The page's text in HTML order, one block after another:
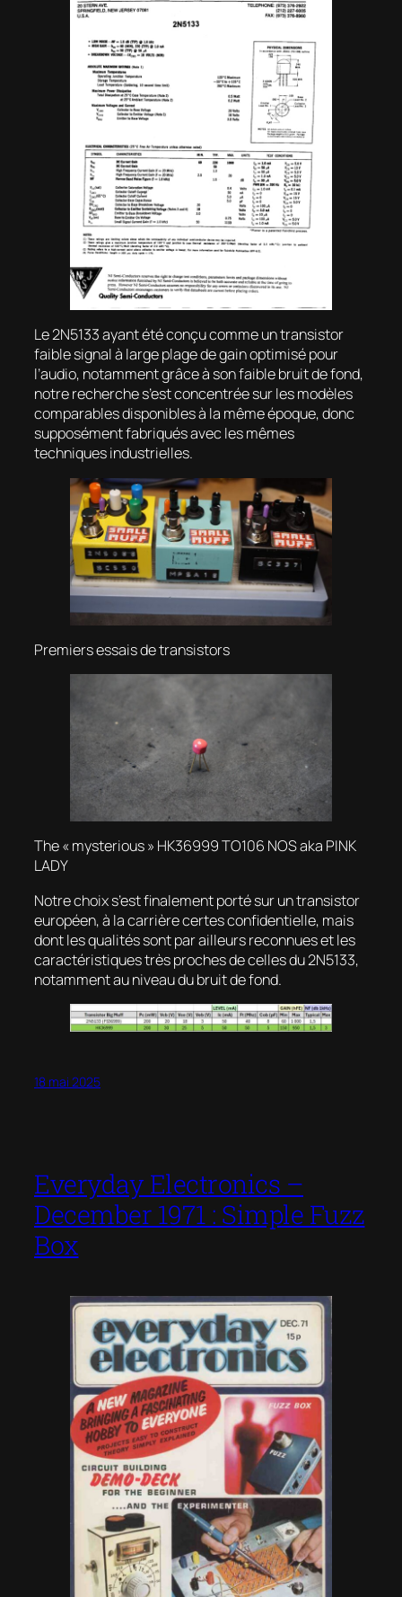
Le 2N5133 ayant été conçu comme un transistor
faible signal à large plage de gain optimisé pour
l’audio, notamment grâce à son faible bruit de fond,
notre recherche s’est concentrée sur les modèles
comparables disponibles à la même époque, donc
supposément fabriqués avec les mêmes
techniques industrielles.
Premiers essais de transistors
The « mysterious » HK36999 TO106 NOS aka PINK
LADY
Notre choix s’est finalement porté sur un transistor
européen, à la carrière certes confidentielle, mais
dont les qualités sont par ailleurs reconnues et les
caractéristiques très proches de celles du 2N5133,
notamment au niveau du bruit de fond.
18 mai 2025
Everyday Electronics –
December 1971 : Simple Fuzz
Box